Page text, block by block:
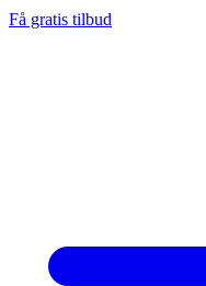
Få gratis tilbud